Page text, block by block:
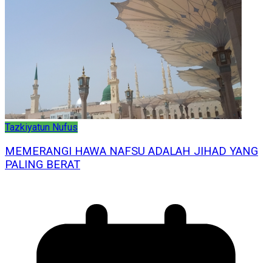
Tazkiyatun Nufus
MEMERANGI HAWA NAFSU ADALAH JIHAD YANG
PALING BERAT